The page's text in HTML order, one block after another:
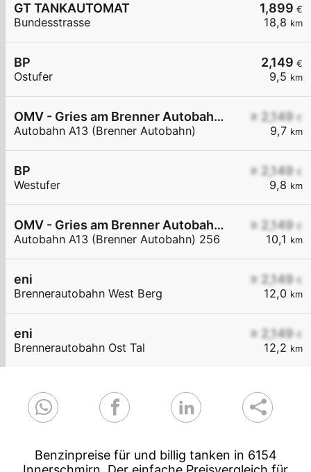
1,899 €
18,8 km
GT TANKAUTOMAT
Bundesstrasse
2,149 €
9,5 km
BP
Ostufer
≥ 2,149 €
9,7 km
OMV - Gries am Brenner Autobahn A13 (Brenner Autobahn) 234
Autobahn A13 (Brenner Autobahn)
≥ 2,149 €
9,8 km
BP
Westufer
≥ 2,149 €
10,1 km
OMV - Gries am Brenner Autobahn A13 (Brenner Autobahn) 256
Autobahn A13 (Brenner Autobahn) 256
≥ 2,149 €
12,0 km
eni
Brennerautobahn West Berg
≥ 2,149 €
12,2 km
eni
Brennerautobahn Ost Tal
Benzinpreise für und billig tanken in 6154